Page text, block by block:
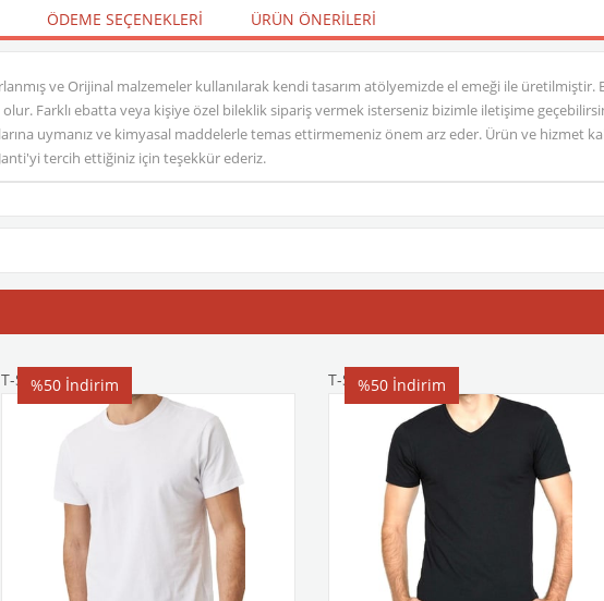
ÖDEME SEÇENEKLERI ÜRÜN ÖNERILERI
ve Orijinal malzemeler kullanılarak kendi tasarım atölyemizde el emeği ile
Farklı ebatta veya kişiye özel bileklik sipariş vermek isterseniz bizimle iletişime
uymanız ve kimyasal maddelerle temas ettirmemeniz önem arz eder. Ürün ve hizmet
tercih ettiğiniz için teşekkür ederiz.
T-Shirt
%50 İndirim T-Shirt
%50 İndirim